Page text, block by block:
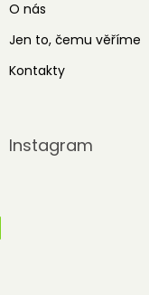
O nás
Jen to, čemu věříme
Kontakty
Instagram